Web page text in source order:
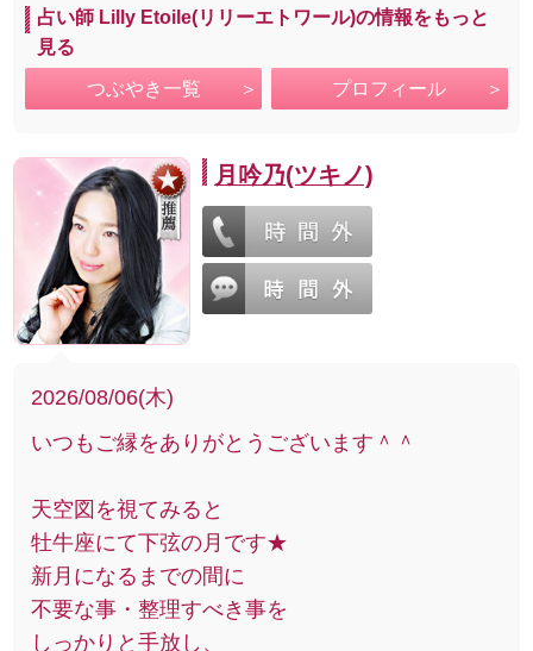
占い師 Lilly Etoile(リリーエトワール)の情報をもっと
見る
つぶやき一覧 プロフィール
月吟乃(ツキノ)
2026/08/06(木)
いつもご縁をありがとうございます＾＾
天空図を視てみると
牡牛座にて下弦の月です★
新月になるまでの間に
不要な事・整理すべき事を
しっかりと手放し、